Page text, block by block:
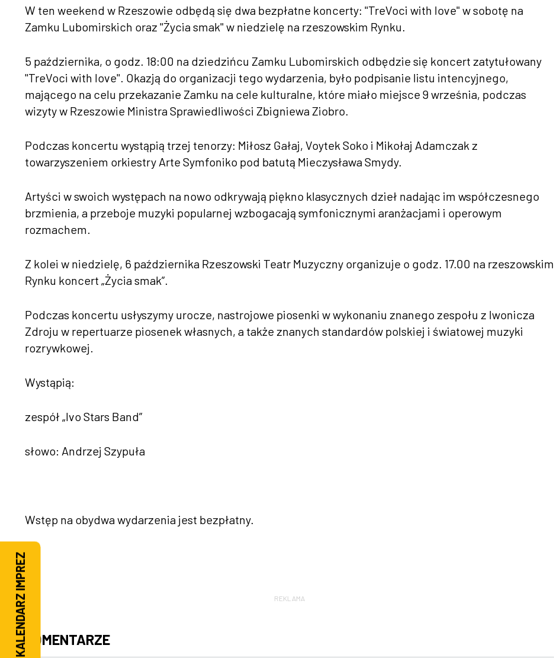
W ten weekend w Rzeszowie odbędą się dwa bezpłatne koncerty: "TreVoci with love" w sobotę na
Zamku Lubomirskich oraz "Życia smak" w niedzielę na rzeszowskim Rynku.
5 października, o godz. 18:00 na dziedzińcu Zamku Lubomirskich odbędzie się koncert zatytułowany
"TreVoci with love". Okazją do organizacji tego wydarzenia, było podpisanie listu intencyjnego,
mającego na celu przekazanie Zamku na cele kulturalne, które miało miejsce 9 września, podczas
wizyty w Rzeszowie Ministra Sprawiedliwości Zbigniewa Ziobro.
Podczas koncertu wystąpią trzej tenorzy: Miłosz Gałaj, Voytek Soko i Mikołaj Adamczak z
towarzyszeniem orkiestry Arte Symfoniko pod batutą Mieczysława Smydy.
Artyści w swoich występach na nowo odkrywają piękno klasycznych dzieł nadając im współczesnego
brzmienia, a przeboje muzyki popularnej wzbogacają symfonicznymi aranżacjami i operowym
rozmachem.
Z kolei w niedzielę, 6 października Rzeszowski Teatr Muzyczny organizuje o godz. 17.00 na rzeszowskim
Rynku koncert „Życia smak”.
Podczas koncertu usłyszymy urocze, nastrojowe piosenki w wykonaniu znanego zespołu z Iwonicza
Zdroju w repertuarze piosenek własnych, a także znanych standardów polskiej i światowej muzyki
rozrywkowej.
Wystąpią:
zespół „Ivo Stars Band”
słowo: Andrzej Szypuła
Wstęp na obydwa wydarzenia jest bezpłatny.
REKLAMA
KOMENTARZE
KALENDARZ IMPREZ